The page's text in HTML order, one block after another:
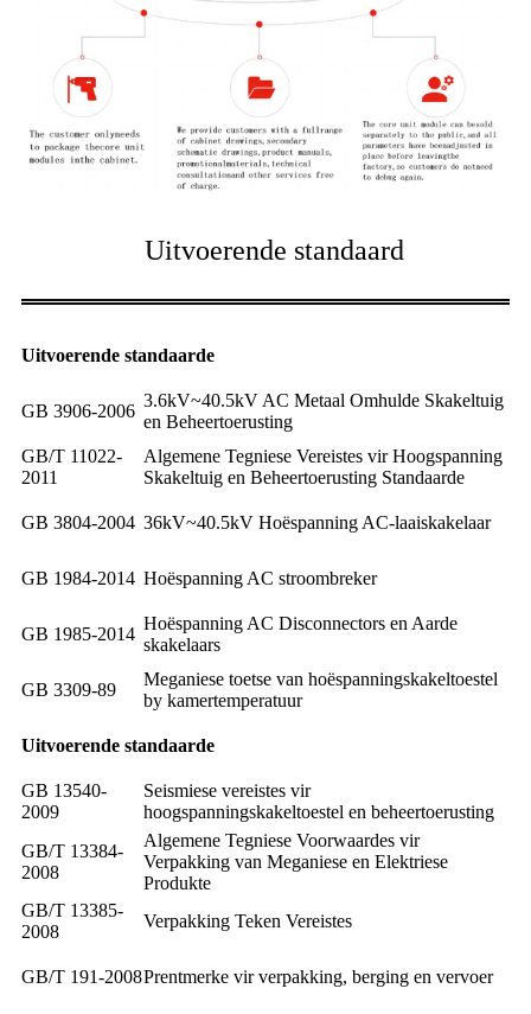
Uitvoerende standaard
Uitvoerende standaarde
GB 3906-2006
3.6kV~40.5kV AC Metaal Omhulde Skakeltuig
en Beheertoerusting
GB/T 11022-
2011
Algemene Tegniese Vereistes vir Hoogspanning
Skakeltuig en Beheertoerusting Standaarde
GB 3804-2004 36kV~40.5kV Hoëspanning AC-laaiskakelaar
GB 1984-2014 Hoëspanning AC stroombreker
GB 1985-2014
Hoëspanning AC Disconnectors en Aarde
skakelaars
GB 3309-89
Meganiese toetse van hoëspanningskakeltoestel
by kamertemperatuur
Uitvoerende standaarde
GB 13540-
2009
Seismiese vereistes vir
hoogspanningskakeltoestel en beheertoerusting
GB/T 13384-
2008
Algemene Tegniese Voorwaardes vir
Verpakking van Meganiese en Elektriese
Produkte
GB/T 13385-
2008
Verpakking Teken Vereistes
GB/T 191-2008Prentmerke vir verpakking, berging en vervoer